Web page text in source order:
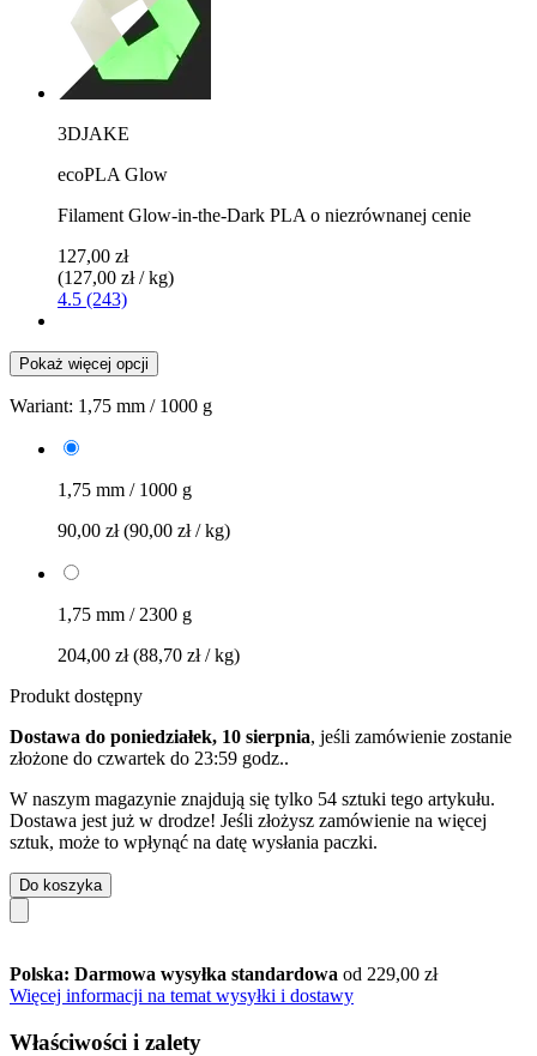
3DJAKE
ecoPLA Glow
Filament Glow-in-the-Dark PLA o niezrównanej cenie
127,00 zł
(127,00 zł / kg)
4.5 (243)
Pokaż więcej opcji
Wariant: 1,75 mm / 1000 g
1,75 mm / 1000 g
90,00 zł(90,00 zł / kg)
1,75 mm / 2300 g
204,00 zł(88,70 zł / kg)
Produkt dostępny
Dostawa do poniedziałek, 10 sierpnia, jeśli zamówienie zostanie
złożone do czwartek do 23:59 godz..
W naszym magazynie znajdują się tylko 54 sztuki tego artykułu.
Dostawa jest już w drodze! Jeśli złożysz zamówienie na więcej
sztuk, może to wpłynąć na datę wysłania paczki.
Do koszyka
Polska: Darmowa wysyłka standardowa od 229,00 zł
Więcej informacji na temat wysyłki i dostawy
Właściwości i zalety